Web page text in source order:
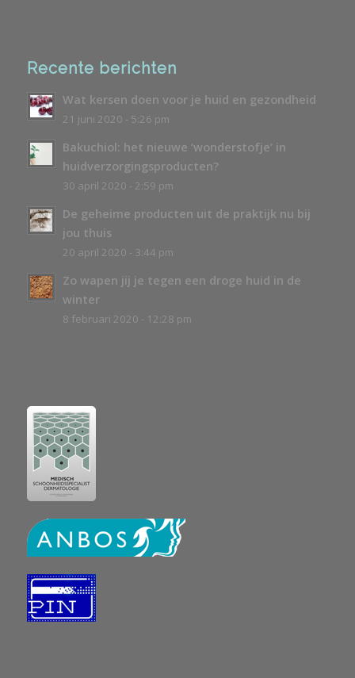
Recente berichten
Wat kersen doen voor je huid en gezondheid
21 juni 2020 - 5:26 pm
Bakuchiol: het nieuwe ‘wonderstofje’ in
huidverzorgingsproducten?
30 april 2020 - 2:59 pm
De geheime producten uit de praktijk nu bij
jou thuis
20 april 2020 - 3:44 pm
Zo wapen jij je tegen een droge huid in de
winter
8 februari 2020 - 12:28 pm